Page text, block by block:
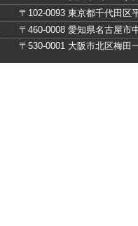
〒102-0093 東京都千代田区
〒460-0008 愛知県名古屋市
〒530-0001 大阪市北区梅田